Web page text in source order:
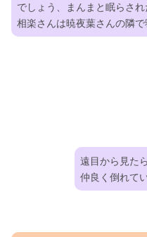
でしょう、まんまと眠らされ
相楽さんは暁夜葉さんの隣で
遠目から見た
仲良く倒れて